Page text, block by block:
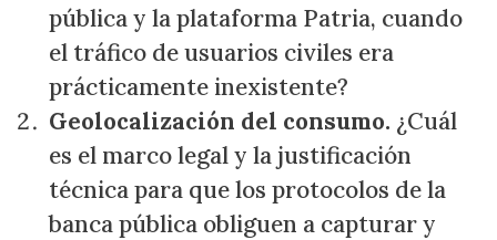
pública y la plataforma Patria, cuando
el tráfico de usuarios civiles era
prácticamente inexistente?
Geolocalización del consumo. ¿Cuál
es el marco legal y la justificación
técnica para que los protocolos de la
banca pública obliguen a capturar y